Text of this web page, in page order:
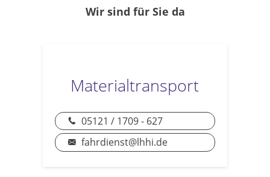
Wir sind für Sie da
Materialtransport
05121 / 1709 - 627
fahrdienst@lhhi.de